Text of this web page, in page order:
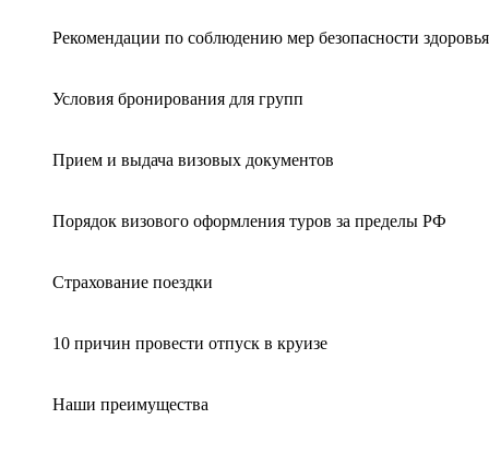
Рекомендации по соблюдению мер безопасности
Условия бронирования для групп
Прием и выдача визовых документов
Порядок визового оформления туров за пределы РФ
Страхование поездки
10 причин провести отпуск в круизе
Наши преимущества